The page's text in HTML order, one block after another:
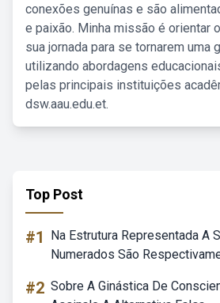
conexões genuínas e são
e paixão. Minha missão é orientar
sua jornada para se tornarem uma
utilizando abordagens
pelas principais instituições
dsw.aau.edu.et.
Top Post
#1
Na Estrutura Representada A
Numerados São
#2 Sobre A Ginástica De